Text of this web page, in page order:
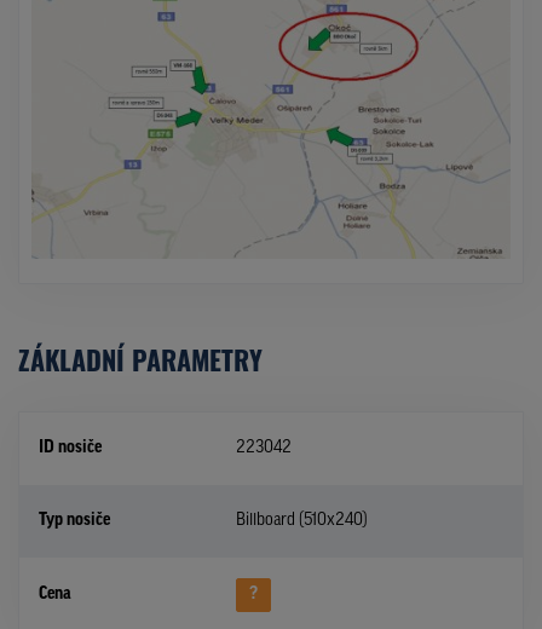
ZÁKLADNÍ PARAMETRY
ID nosiče 223042
Typ nosiče Billboard (510x240)
Cena ?